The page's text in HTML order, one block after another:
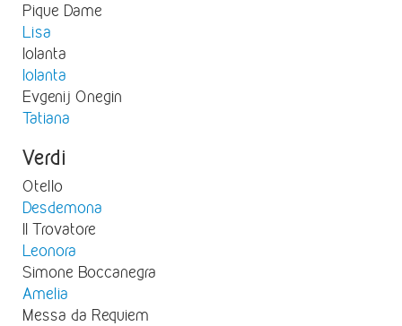
Pique Dame
Lisa
Iolanta
Iolanta
Evgenij Onegin
Tatiana
Verdi
Otello
Desdemona
Il Trovatore
Leonora
Simone Boccanegra
Amelia
Messa da Requiem